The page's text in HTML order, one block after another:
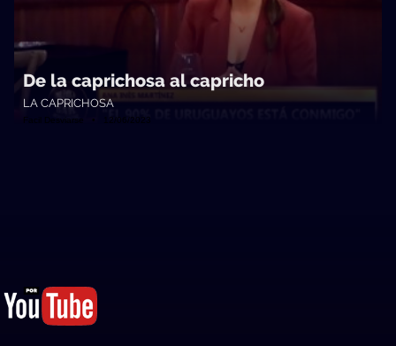
De la caprichosa al capricho
LA CAPRICHOSA
Facil Desviarse • 12/06/2023